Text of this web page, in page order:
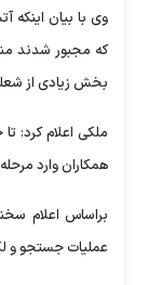
وی با بیان
که مجبور شدند
بخش زیادی از
ملکی اعلام کرد:
همکاران وارد
براساس اعلام
عملیات جستجو و